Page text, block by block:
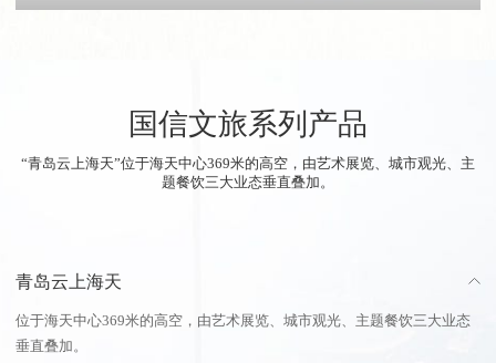
国信文旅系列产品
“青岛云上海天”位于海天中心369米的高空，由艺术展览、城市观光、主
题餐饮三大业态垂直叠加。
青岛云上海天
位于海天中心369米的高空，由艺术展览、城市观光、主题餐饮三大业态
垂直叠加。